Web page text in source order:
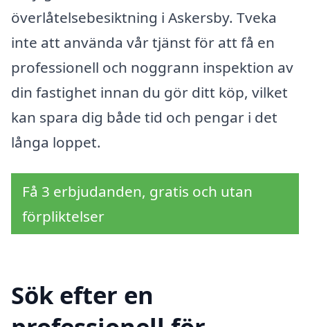
överlåtelsebesiktning i Askersby. Tveka
inte att använda vår tjänst för att få en
professionell och noggrann inspektion av
din fastighet innan du gör ditt köp, vilket
kan spara dig både tid och pengar i det
långa loppet.
Få 3 erbjudanden, gratis och utan
förpliktelser
Sök efter en